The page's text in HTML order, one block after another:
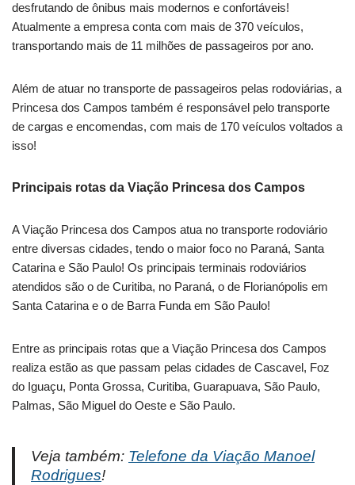
desfrutando de ônibus mais modernos e confortáveis!
Atualmente a empresa conta com mais de 370 veículos,
transportando mais de 11 milhões de passageiros por ano.
Além de atuar no transporte de passageiros pelas rodoviárias, a
Princesa dos Campos também é responsável pelo transporte
de cargas e encomendas, com mais de 170 veículos voltados a
isso!
Principais rotas da Viação Princesa dos Campos
A Viação Princesa dos Campos atua no transporte rodoviário
entre diversas cidades, tendo o maior foco no Paraná, Santa
Catarina e São Paulo! Os principais terminais rodoviários
atendidos são o de Curitiba, no Paraná, o de Florianópolis em
Santa Catarina e o de Barra Funda em São Paulo!
Entre as principais rotas que a Viação Princesa dos Campos
realiza estão as que passam pelas cidades de Cascavel, Foz
do Iguaçu, Ponta Grossa, Curitiba, Guarapuava, São Paulo,
Palmas, São Miguel do Oeste e São Paulo.
Veja também: Telefone da Viação Manoel
Rodrigues!